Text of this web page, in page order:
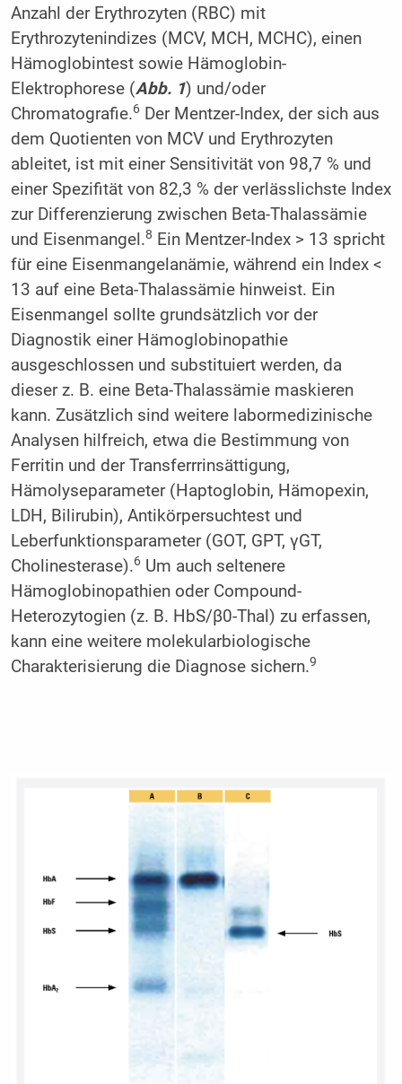
Anzahl der Erythrozyten (RBC) mit
Erythrozytenindizes (MCV, MCH, MCHC), einen
Hämoglobintest sowie Hämoglobin-
Elektrophorese (Abb. 1) und/oder
Chromatografie.6Der Mentzer-Index, der sich aus
dem Quotienten von MCV und Erythrozyten
ableitet, ist mit einer Sensitivität von 98,7 % und
einer Spezifität von 82,3 % der verlässlichste Index
zur Differenzierung zwischen Beta-Thalassämie
und Eisenmangel.8 Ein Mentzer-Index > 13 spricht
für eine Eisenmangelanämie, während ein Index <
13 auf eine Beta-Thalassämie hinweist. Ein
Eisenmangel sollte grundsätzlich vor der
Diagnostik einer Hämoglobinopathie
ausgeschlossen und substituiert werden, da
dieser z. B. eine Beta-Thalassämie maskieren
kann. Zusätzlich sind weitere labormedizinische
Analysen hilfreich, etwa die Bestimmung von
Ferritin und der Transferrrinsättigung,
Hämolyseparameter (Haptoglobin, Hämopexin,
LDH, Bilirubin), Antikörpersuchtest und
Leberfunktionsparameter (GOT, GPT, γGT,
Cholinesterase).6Um auch seltenere
Hämoglobinopathien oder Compound-
Heterozytogien (z. B. HbS/β0-Thal) zu erfassen,
kann eine weitere molekularbiologische
Charakterisierung die Diagnose sichern.9